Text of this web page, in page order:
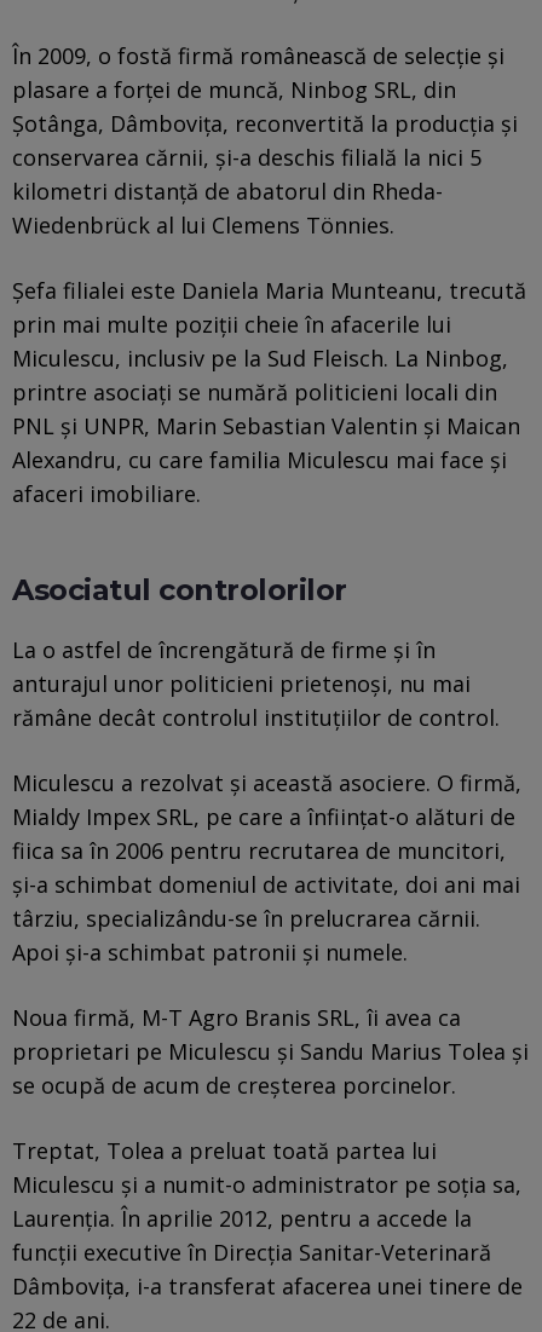
În 2009, o fostă firmă românească de selecție și
plasare a forței de muncă, Ninbog SRL, din
Șotânga, Dâmbovița, reconvertită la producția și
conservarea cărnii, și-a deschis filială la nici 5
kilometri distanță de abatorul din Rheda-
Wiedenbrück al lui Clemens Tönnies.
Șefa filialei este Daniela Maria Munteanu, trecută
prin mai multe poziții cheie în afacerile lui
Miculescu, inclusiv pe la Sud Fleisch. La Ninbog,
printre asociați se numără politicieni locali din
PNL și UNPR, Marin Sebastian Valentin și Maican
Alexandru, cu care familia Miculescu mai face și
afaceri imobiliare.
Asociatul controlorilor
La o astfel de încrengătură de firme și în
anturajul unor politicieni prietenoși, nu mai
rămâne decât controlul instituțiilor de control.
Miculescu a rezolvat și această asociere. O firmă,
Mialdy Impex SRL, pe care a înființat-o alături de
fiica sa în 2006 pentru recrutarea de muncitori,
și-a schimbat domeniul de activitate, doi ani mai
târziu, specializându-se în prelucrarea cărnii.
Apoi și-a schimbat patronii și numele.
Noua firmă, M-T Agro Branis SRL, îi avea ca
proprietari pe Miculescu și Sandu Marius Tolea și
se ocupă de acum de creșterea porcinelor.
Treptat, Tolea a preluat toată partea lui
Miculescu și a numit-o administrator pe soția sa,
Laurenția. În aprilie 2012, pentru a accede la
funcții executive în Direcția Sanitar-Veterinară
Dâmbovița, i-a transferat afacerea unei tinere de
22 de ani.